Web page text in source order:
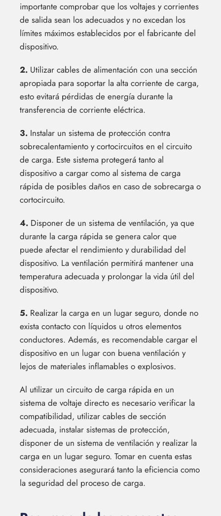
importante comprobar que los voltajes y corrientes
de salida sean los adecuados y no excedan los
límites máximos establecidos por el fabricante del
dispositivo.
2. Utilizar cables de alimentación con una sección
apropiada para soportar la alta corriente de carga,
esto evitará pérdidas de energía durante la
transferencia de corriente eléctrica.
3. Instalar un sistema de protección contra
sobrecalentamiento y cortocircuitos en el circuito
de carga. Este sistema protegerá tanto al
dispositivo a cargar como al sistema de carga
rápida de posibles daños en caso de sobrecarga o
cortocircuito.
4. Disponer de un sistema de ventilación, ya que
durante la carga rápida se genera calor que
puede afectar el rendimiento y durabilidad del
dispositivo. La ventilación permitirá mantener una
temperatura adecuada y prolongar la vida útil del
dispositivo.
5. Realizar la carga en un lugar seguro, donde no
exista contacto con líquidos u otros elementos
conductores. Además, es recomendable cargar el
dispositivo en un lugar con buena ventilación y
lejos de materiales inflamables o explosivos.
Al utilizar un circuito de carga rápida en un
sistema de voltaje directo es necesario verificar la
compatibilidad, utilizar cables de sección
adecuada, instalar sistemas de protección,
disponer de un sistema de ventilación y realizar la
carga en un lugar seguro. Tomar en cuenta estas
consideraciones asegurará tanto la eficiencia como
la seguridad del proceso de carga.